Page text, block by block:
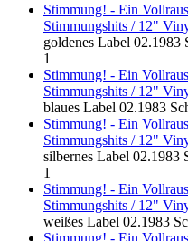
Stimmung! - Ein
Stimmungshits / 12"
goldenes Label 02.1983
1
Stimmung! - Ein
Stimmungshits / 12"
blaues Label 02.1983
Stimmung! - Ein
Stimmungshits / 12"
silbernes Label 02.1983
1
Stimmung! - Ein
Stimmungshits / 12"
weißes Label 02.1983
Stimmung! - Ein